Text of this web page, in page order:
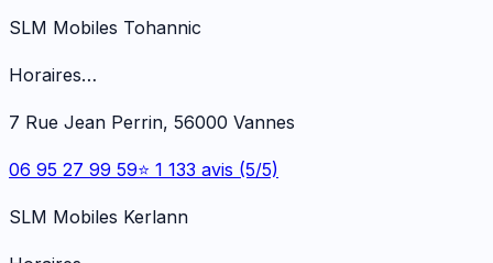
SLM Mobiles Tohannic
Horaires…
7 Rue Jean Perrin, 56000 Vannes
06 95 27 99 59⭐ 1 133 avis (5/5)
SLM Mobiles Kerlann